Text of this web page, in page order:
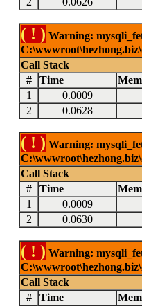
( ! ) Warning:
Call Stack
#
Time
1
0.0009
2
0.0628
( ! ) Warning:
Call Stack
#
Time
1
0.0009
2
0.0630
( ! ) Warning:
Call Stack
#
Time